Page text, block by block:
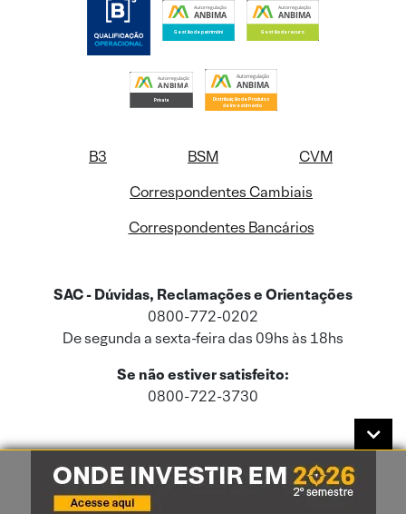
B3 BSM
CVM
Correspondentes Cambiais
Correspondentes Bancários
SAC - Dúvidas, Reclamações e Orientações
0800-772-0202
De segunda a sexta-feira das 09hs às 18hs
Se não estiver satisfeito:
0800-722-3730
Este site usa cookies e dados pessoais de acordo com a nossaPolítica de
Cookies
e a nossaPolítica de Privacidade.